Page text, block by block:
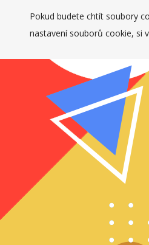
Pokud budete chtít soubory
nastavení souborů cookie, si